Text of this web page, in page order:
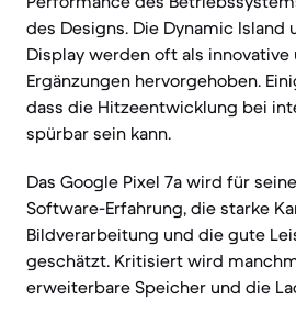
des Designs. Die Dynamic Island
Display werden oft als
Ergänzungen hervorgehoben.
dass die Hitzeentwicklung bei
spürbar sein kann.
Das Google Pixel 7a wird für
Software-Erfahrung, die starke
Bildverarbeitung und die gute
geschätzt. Kritisiert wird
erweiterbare Speicher und die